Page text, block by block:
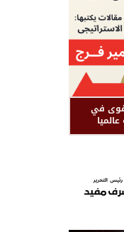
في